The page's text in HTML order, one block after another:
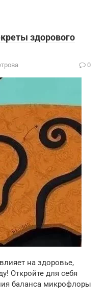
здорового
0
на здоровье,
Откройте для себя
баланса микрофлоры